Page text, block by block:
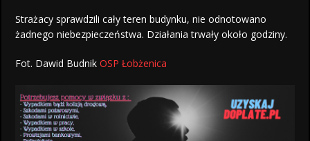
Strażacy sprawdzili cały teren budynku, nie odnotowano
żadnego niebezpieczeństwa. Działania trwały około godziny.
Fot. Dawid BudnikOSP Łobżenica